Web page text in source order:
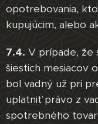
opotrebovania,
kupujúcim, alebo
7.4.V prípade, že
šiestich mesiacov
bol vadný už pri
uplatniť právo z
spotrebného